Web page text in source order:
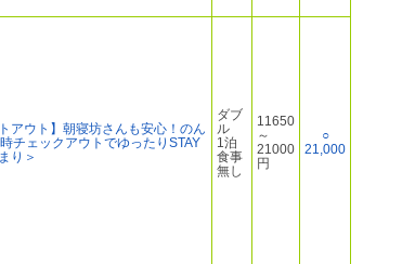
トアウト】朝寝坊さんも安心！のん
チェックアウトでゆったりSTAY
り＞
ダブ
ル
1泊
食事
無し
11650
～
21000
円
○
21,000